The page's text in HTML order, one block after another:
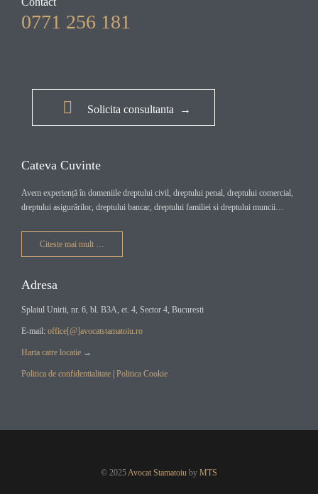
0771 256 181
 Solicita consultanta →
Cateva Cuvinte
Avem experiență în domeniile dreptului civil, dreptului penal, dreptului comercial,
dreptului asigurărilor, dreptului bancar, dreptului familiei si dreptului muncii…
Citeste mai mult …
Adresa
Splaiul Unirii, nr. 6, bl. B3A, et. 4, Sector 4, Bucuresti
E-mail: office[@]avocatstamatoiu.ro
Harta catre locatie →
Politica de confidentialitate | Politica Cookie
© 2025 Avocat Stamatoiu by MTS